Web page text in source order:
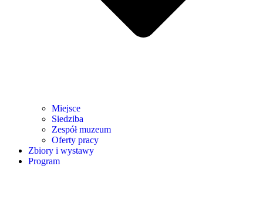
Miejsce
Siedziba
Zespół muzeum
Oferty pracy
Zbiory i wystawy
Program